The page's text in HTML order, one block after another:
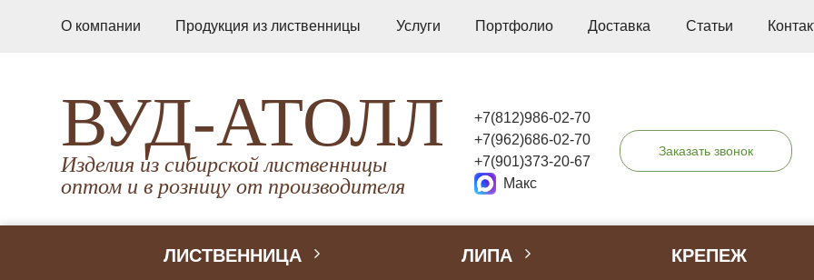
О компании Продукция из лиственницы Услуги Портфолио Доставка Статьи
ВУД-АТОЛЛ
Изделия из сибирской лиственницы
оптом и в розницу от производителя
+7(812)986-02-70
+7(962)686-02-70
+7(901)373-20-67
Макс
Заказать звонок
ЛИСТВЕННИЦА ЛИПА КРЕПЕЖ